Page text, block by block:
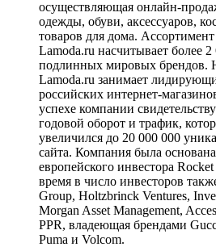
осуществляющая онлайн-
одежды, обуви, аксессуаров,
товаров для дома.
Lamoda.ru насчитывает более
подлинных мировых брендов.
Lamoda.ru занимает
российских интернет-
успехе компании
годовой оборот и трафик,
увеличился до 20 000 000
сайта. Компания была
европейского инвестора
время в число инвесторов
Group, Holtzbrinck Ventures,
Morgan Asset Management,
PPR, владеющая брендами
Puma и Volcom.